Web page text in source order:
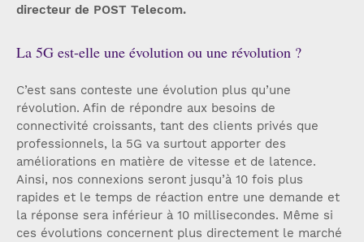
directeur de POST Telecom.
La 5G est-elle une évolution ou une révolution ?
C’est sans conteste une évolution plus qu’une
révolution. Afin de répondre aux besoins de
connectivité croissants, tant des clients privés que
professionnels, la 5G va surtout apporter des
améliorations en matière de vitesse et de latence.
Ainsi, nos connexions seront jusqu’à 10 fois plus
rapides et le temps de réaction entre une demande et
la réponse sera inférieur à 10 millisecondes. Même si
ces évolutions concernent plus directement le marché